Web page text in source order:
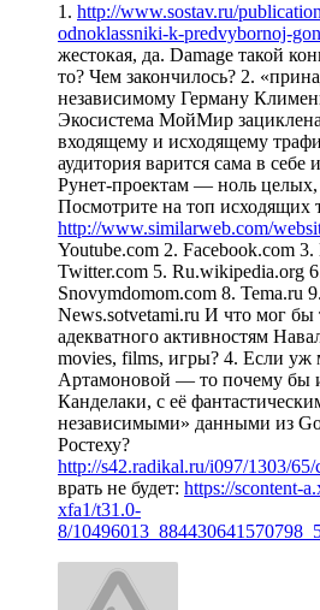
1. http://www.sostav.ru/
odnoklassniki-k-predvybornoj-
жестокая, да. Damage такой
то? Чем закончилось? 2.
независимому Герману
Экосистема МойМир зациклена
входящему и исходящему
аудитория варится сама в себе
Рунет-проектам — ноль целых,
Посмотрите на топ исходящих
http://www.similarweb.com/
Youtube.com 2. Facebook.com
Twitter.com 5. Ru.wikipedia.org
Snovymdomom.com 8. Tema.ru
News.sotvetami.ru И что мог бы
адекватного активностям
movies, films, игры? 4. Если
Артамоновой — то почему бы
Канделаки, с её
независимыми» данными из
Ростеху?
http://s42.radikal.ru/i097/1303/
врать не будет: https://scontent-
xfa1/t31.0-
8/